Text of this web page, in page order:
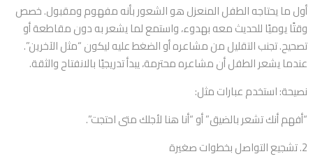
أول ما يحتاجه الطفل المنعزل هو الشعور بأنه مفهوم ومقبول. خصص
وقتًا يوميًا للحديث معه بهدوء، واستمع لما يشعر به دون مقاطعة أو
تصحيح. تجنب التقليل من مشاعره أو الضغط عليه ليكون “مثل الآخرين”.
عندما يشعر الطفل أن مشاعره محترمة، يبدأ تدريجيًا بالانفتاح والثقة.
نصيحة: استخدم عبارات مثل:
“أفهم أنك تشعر بالضيق” أو “أنا هنا لأجلك متى احتجت”.
2. تشجيع التواصل بخطوات صغيرة